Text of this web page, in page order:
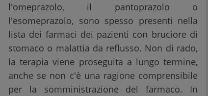
l'omeprazolo, il pantoprazolo o
l'esomeprazolo, sono spesso presenti nella
lista dei farmaci dei pazienti con bruciore di
stomaco o malattia da reflusso. Non di rado,
la terapia viene proseguita a lungo termine,
anche se non c'è una ragione comprensibile
per la somministrazione del farmaco. In